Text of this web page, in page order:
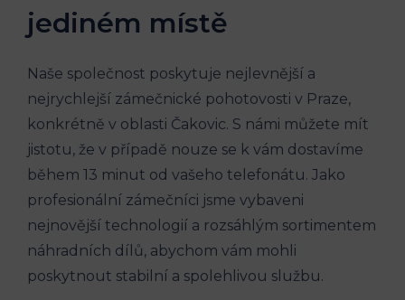
jediném místě
Naše společnost poskytuje nejlevnější a
nejrychlejší zámečnické pohotovosti v Praze,
konkrétně v oblasti Čakovic. S námi můžete mít
jistotu, že v případě nouze se k vám dostavíme
během 13 minut od vašeho telefonátu. Jako
profesionální zámečníci jsme vybaveni
nejnovější technologií a rozsáhlým sortimentem
náhradních dílů, abychom vám mohli
poskytnout stabilní a spolehlivou službu.